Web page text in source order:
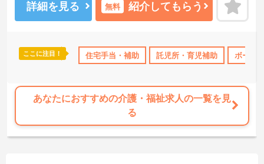
高収入 社会保険完備 交通費支給 退職金制度あり
寧な研修とフォロー体制で、ご自身のスキルアップもできます！
こちらの求人にご興味がございましたら面接のポイントもお伝えし
詳細を見る 無料 紹介してもらう
ここに注目！ 住宅手当・補助 託児所・育児補助 ボーナ
あなたにおすすめの介護・福祉求人の一覧を見
る